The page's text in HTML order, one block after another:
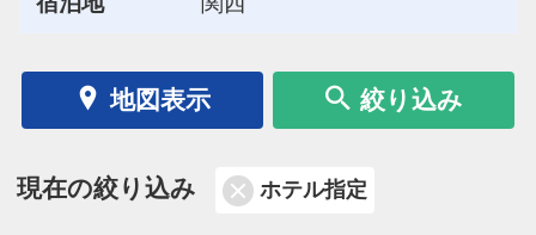
地図表示 絞り込み
現在の絞り込み ホテル指定